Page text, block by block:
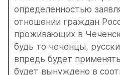
определенностью
отношении граждан
проживающих в
будь то чеченцы,
впредь будет
будет вынуждено в